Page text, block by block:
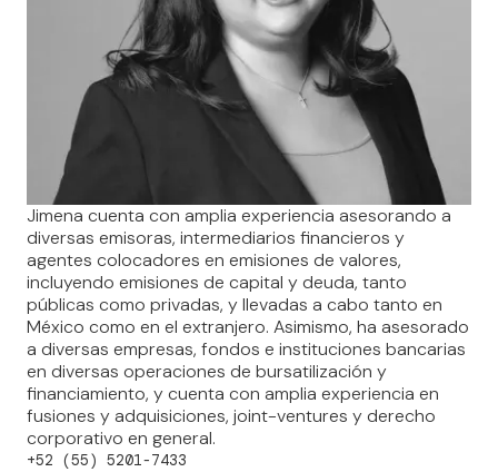
Jimena cuenta con amplia experiencia asesorando a
diversas emisoras, intermediarios financieros y
agentes colocadores en emisiones de valores,
incluyendo emisiones de capital y deuda, tanto
públicas como privadas, y llevadas a cabo tanto en
México como en el extranjero. Asimismo, ha asesorado
a diversas empresas, fondos e instituciones bancarias
en diversas operaciones de bursatilización y
financiamiento, y cuenta con amplia experiencia en
fusiones y adquisiciones, joint-ventures y derecho
corporativo en general.
+52 (55) 5201-7433